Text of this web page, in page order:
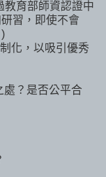
教育部師資認證中
習，即使不會
化，以吸引優秀
處？是否公平合